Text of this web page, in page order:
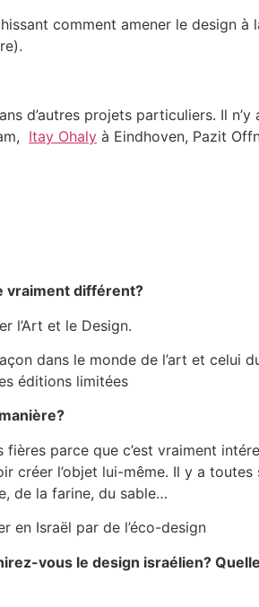
comment amener le design à
d’autres projets particuliers. Il n’y
Itay Ohaly à Eindhoven, Pazit
vraiment différent?
l’Art et le Design.
dans le monde de l’art et celui
éditions limitées
parce que c’est vraiment
créer l’objet lui-même. Il y a
de la farine, du sable…
en Israël par de l’éco-design
vous le design israélien?